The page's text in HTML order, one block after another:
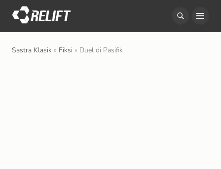
Sastra Klasik » Fiksi » Duel di Pasifik